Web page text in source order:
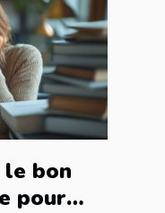
bon
pour